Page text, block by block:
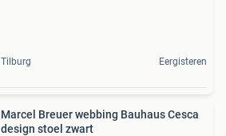
Tilburg Eergisteren
Marcel Breuer webbing Bauhaus Cesca
design stoel zwart